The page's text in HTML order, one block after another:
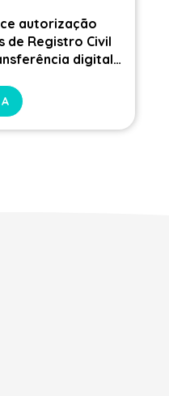
autorização
de Registro Civil
digital